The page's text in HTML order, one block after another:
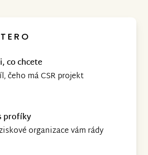
co chcete
čeho má CSR projekt
profíky
organizace vám rády